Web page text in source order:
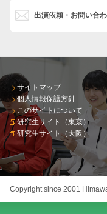
出演依頼・お問い合
サイトマップ
個人情報保護方針
このサイトについて
研究生サイト（東京）
研究生サイト（大阪）
Copyright since 2001